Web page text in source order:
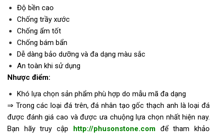
Độ bền cao
Chống trầy xước
Chống ẩm tốt
Chống bám bẩn
Dễ dàng bảo dưỡng và đa dạng màu sắc
An toàn khi sử dụng
Nhược điểm:
Khó lựa chọn sản phẩm phù hợp do mẫu mã đa dạng
⇒ Trong các loại đá trên, đá nhân tạo gốc thạch anh là loại đá
được đánh giá cao và được ưa chuộng lựa chọn nhất hiện nay.
Bạn hãy truy cập http://phusonstone.comđể tham khảo